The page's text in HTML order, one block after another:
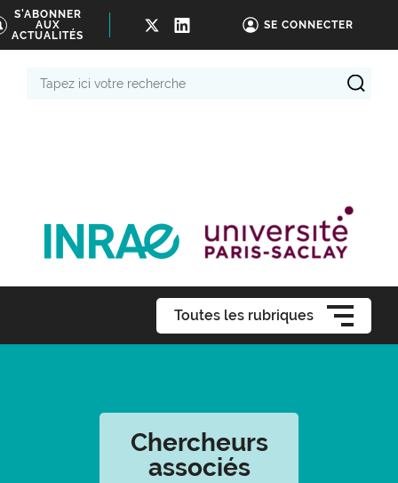
S'ABONNER
AUX
ACTUALITÉS
SE CONNECTER
Toutes les rubriques
Chercheurs
associés